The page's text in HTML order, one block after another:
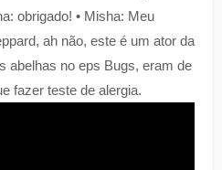
obrigado! • Misha: Meu
ah não, este é um ator da
abelhas no eps Bugs, eram de
fazer teste de alergia.